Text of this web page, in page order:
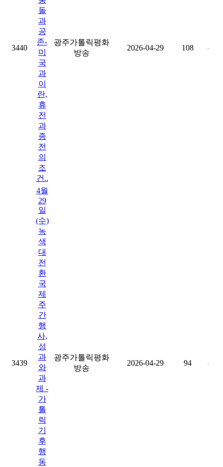
3440
돌
과
공
존-
미
국
과
이
란,
휴
전
과
종
전
의
조
건..
광주가톨릭평화
방송
2026-04-29 108 -
3439
4월
29
일
(수)
녹
색
대
전
환
국
제
주
간
행
사,
성
과
와
과
제 -
가
톨
릭
기
후
행
동
광주가톨릭평화
방송
2026-04-29 94 -